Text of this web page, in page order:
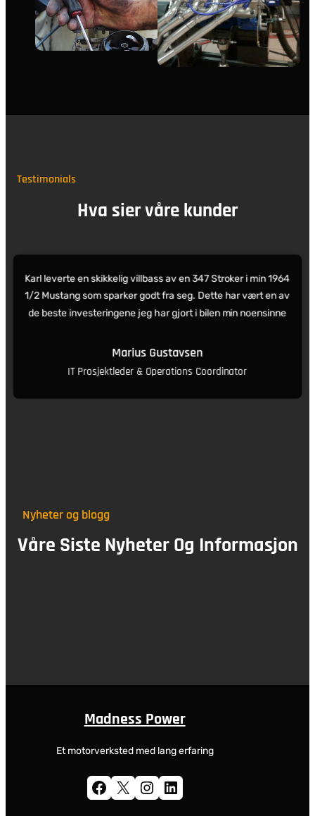
Testimonials
Hva sier våre kunder
Karl leverte en skikkelig villbass av en 347 Stroker i min 1964
1/2 Mustang som sparker godt fra seg. Dette har vært en av
de beste investeringene jeg har gjort i bilen min noensinne
Marius Gustavsen
IT Prosjektleder & Operations Coordinator
Nyheter og blogg
Våre Siste Nyheter Og Informasjon
Madness Power
Et motorverksted med lang erfaring
Facebook X Instagram LinkedIn